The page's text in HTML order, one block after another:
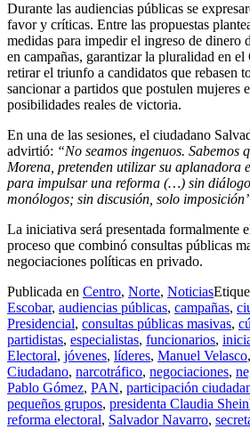
Durante las audiencias públicas se
favor y críticas. Entre las propuestas
medidas para impedir el ingreso de dinero
en campañas, garantizar la pluralidad en el
retirar el triunfo a candidatos que rebasen
sancionar a partidos que postulen mujeres
posibilidades reales de victoria.
En una de las sesiones, el ciudadano
advirtió: “No seamos ingenuos. Sabemos
Morena, pretenden utilizar su aplanadora
para impulsar una reforma (…) sin
monólogos; sin discusión, solo
La iniciativa será presentada formalmente
proceso que combinó consultas públicas
negociaciones políticas en privado.
Publicada en Centro, Norte, Noticias
Escobar, audiencias públicas, campañas,
Presidencial, consultas públicas masivas,
partidistas, especialistas, funcionarios,
Electoral, jóvenes, líderes, Manuel Velasco,
Ciudadano, narcotráfico, negociaciones,
Pablo Gómez, PAN, participación
pequeños grupos, presidenta Claudia
reforma electoral, Salvador Navarro,